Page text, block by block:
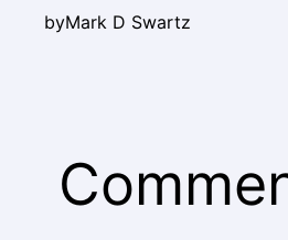
byMark D Swartz